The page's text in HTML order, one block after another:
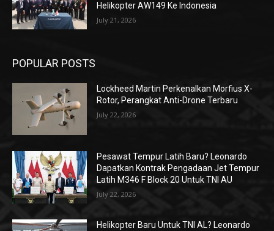
Helikopter AW149 Ke Indonesia
July 21, 2026
POPULAR POSTS
Lockheed Martin Perkenalkan Morfius X-
Rotor, Perangkat Anti-Drone Terbaru
July 22, 2026
Pesawat Tempur Latih Baru? Leonardo
Dapatkan Kontrak Pengadaan Jet Tempur
Latih M346 F Block 20 Untuk TNI AU
July 22, 2026
Helikopter Baru Untuk TNI AL? Leonardo